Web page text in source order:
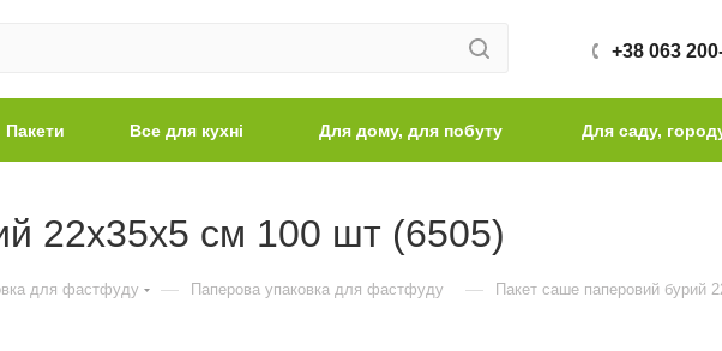
+38 063
Пакети Все для кухні Для дому, для побуту Для саду,
22х35х5 см 100 шт (6505)
для фастфуду — Паперова упаковка для фастфуду — Пакет саше паперовий бурий